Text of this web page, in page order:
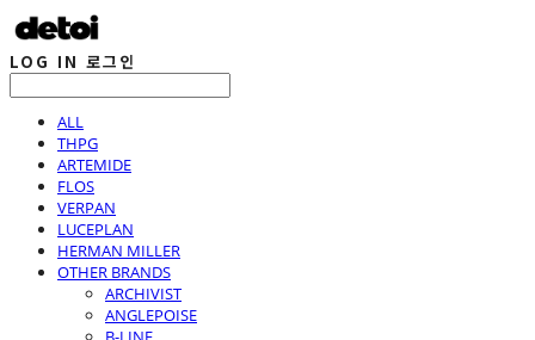
LOG IN 로그인
ALL
THPG
ARTEMIDE
FLOS
VERPAN
LUCEPLAN
HERMAN MILLER
OTHER BRANDS
ARCHIVIST
ANGLEPOISE